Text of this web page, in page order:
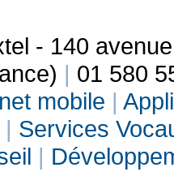
- 140
| 01 580
mobile |
| Services
|